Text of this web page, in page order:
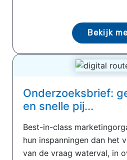
Bekijk
Onderzoeksbrief:
en snelle pij...
Best-in-class
hun inspanningen dan het
van de vraag waterval, in